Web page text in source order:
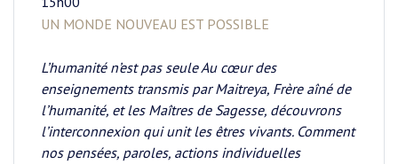
UN MONDE NOUVEAU EST POSSIBLE
L’humanité n’est pas seule Au cœur des
enseignements transmis par Maitreya, Frère aîné de
l’humanité, et les Maîtres de Sagesse, découvrons
l’interconnexion qui unit les êtres vivants. Comment
nos pensées, paroles, actions individuelles